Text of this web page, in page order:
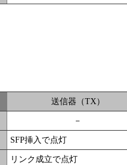
送信器（TX）
－
SFP挿入で点灯
リンク成立で点灯